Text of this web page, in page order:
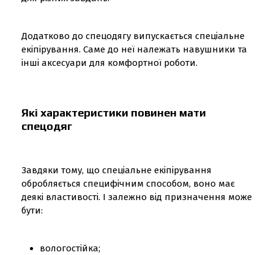
Додатково до спецодягу випускається спеціальне
екіпірування. Саме до неї належать навушники та
інші аксесуари для комфортної роботи.
Які характеристики повинен мати
спецодяг
Завдяки тому, що спеціальне екіпірування
обробляється специфічним способом, воно має
деякі властивості. І залежно від призначення може
бути:
вологостійка;